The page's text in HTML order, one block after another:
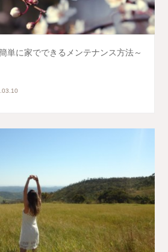
単に家でできるメンテナンス方法～